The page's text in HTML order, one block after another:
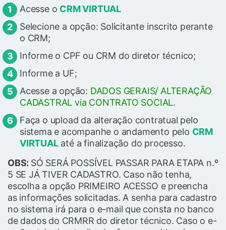
Acesse o CRM VIRTUAL
Selecione a opção: Solicitante inscrito perante
o CRM;
Informe o CPF ou CRM do diretor técnico;
Informe a UF;
Acesse a opção: DADOS GERAIS/ ALTERAÇÃO
CADASTRAL via CONTRATO SOCIAL.
Faça o upload da alteração contratual pelo
sistema e acompanhe o andamento pelo CRM
VIRTUALaté a finalização do processo.
OBS: SÓ SERÁ POSSÍVEL PASSAR PARA ETAPA n.º
5 SE JÁ TIVER CADASTRO. Caso não tenha,
escolha a opção PRIMEIRO ACESSO e preencha
as informações solicitadas. A senha para cadastro
no sistema irá para o e-mail que consta no banco
de dados do CRMRR do diretor técnico. Caso o e-